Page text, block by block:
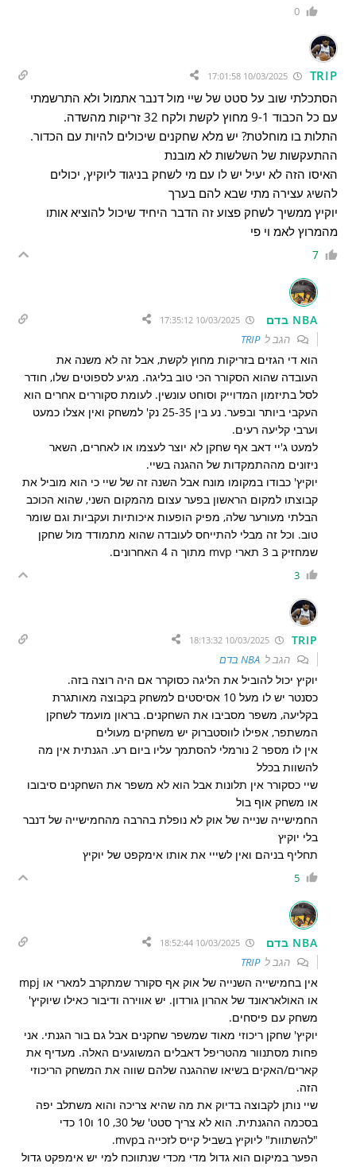
0
TRIP
10/03/2025 17:01:58
הסתכלתי שוב על סטט של שיי מול דנבר אתמול ולא התרשמתי
עם כל הכבוד 9-1 מחוץ לקשת ולקח 32 זריקות מהשדה.
התלות בו מוחלטת? יש מלא שחקנים שיכולים להיות עם הכדור.
ההתעקשות של השלשות לא מובנת
האיסו הזה לא יעיל יש לו עם מי לשחק בניגוד ליוקיץ, יכולים
להשיג עצירה מתי שבא להם בערך
יוקיץ ממשיך לשחק פצוע זה הדבר היחיד שיכול להוציא אותו
מהמרוץ לאמ וי פי
7
NBA בדם 10/03/2025 17:35:12
הגב לTRIP
הוא די הגזים בזריקות מחוץ לקשת, אבל זה לא משנה את
העובדה שהוא הסקורר הכי טוב בליגה. מגיע לספוטים שלו, חודר
לסל בתיזמון המדוייק וסוחט עונשין. לעומת סקוררים אחרים הוא
העקבי ביותר ובפער. נע בין 25-35 נק' למשחק ואין אצלו כמעט
וערבי קליעה רעים.
למעט ג'יי דאב אף שחקן לא יוצר לעצמו או לאחרים, השאר
ניזונים מההתמקדות של ההגנה בשיי.
יוקיץ' כבודו במקומו מונח אבל השנה זה של שיי כי הוא מוביל את
קבוצתו למקום הראשון בפער עצום מהמקום השני, שהוא הכוכב
הבלתי מעורער שלה, מפיק הופעות איכותיות ועקביות וגם שומר
טוב. וכל זה מבלי להתייחס לעובדה שהוא מתמודד מול שחקן
שמחזיק ב 3 תארי mvp מתוך ה 4 האחרונים.
3
TRIP
10/03/2025 18:13:32
הגב לNBA בדם
יוקיץ יכול להוביל את הליגה כסוקרר אם היה רוצה בזה.
כסנטר יש לו מעל 10 אסיסטים למשחק בקבוצה מאותגרת
בקליעה, משפר מסביבו את השחקנים. בראון מועמד לשחקן
המשתפר, אפילו לווסטברוק יש משחקים מעולים
אין לו מספר 2 נורמלי להסתמך עליו ביום רע. הגנתית אין מה
להשוות בכלל
שיי כסקורר אין תלונות אבל הוא לא משפר את השחקנים סיבובו
או משחק אוף בול
החמישייה שנייה של אוק לא נופלת בהרבה מהחמישייה של דנבר
בלי יוקיץ
תחליף בניהם ואין לשייי את אותו אימקפט של יוקיץ
5
NBA בדם 10/03/2025 18:52:44
הגב לTRIP
אין בחמישייה השנייה של אוק אף סקורר שמתקרב למארי או mpj
או האולאראונד של אהרון גורדון. יש אווירה ודיבור כאילו שיוקיץ'
משחק עם פיסחים.
יוקיץ' שחקן ריכוזי מאוד שמשפר שחקנים אבל גם בור הגנתי. אני
פחות מסתנוור מהטריפל דאבלים המשוגעים האלה. מעדיף את
קארים/האקים בשיאו שההגנה שלהם שווה את המשחק הריכוזי
הזה.
שיי נותן לקבוצה בדיוק את מה שהיא צריכה והוא משתלב יפה
בסכמה ההגנתית. הוא לא צריך סטט' של 30, 10 ו10 כדי
"להשתוות" ליוקיץ בשביל קייס לזכייה בmvp.
הפער במיקום הוא גדול מדי מכדי שנתווכח למי יש אימפקט גדול